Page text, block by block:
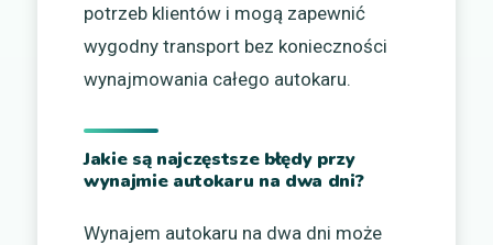
potrzeb klientów i mogą zapewnić
wygodny transport bez konieczności
wynajmowania całego autokaru.
Jakie są najczęstsze błędy przy
wynajmie autokaru na dwa dni?
Wynajem autokaru na dwa dni może